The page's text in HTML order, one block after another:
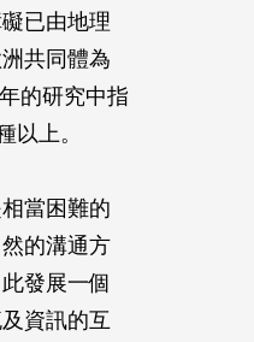
已由地理
共同體為
的研究中指
以上。
當困難的
的溝通方
發展一個
資訊的互